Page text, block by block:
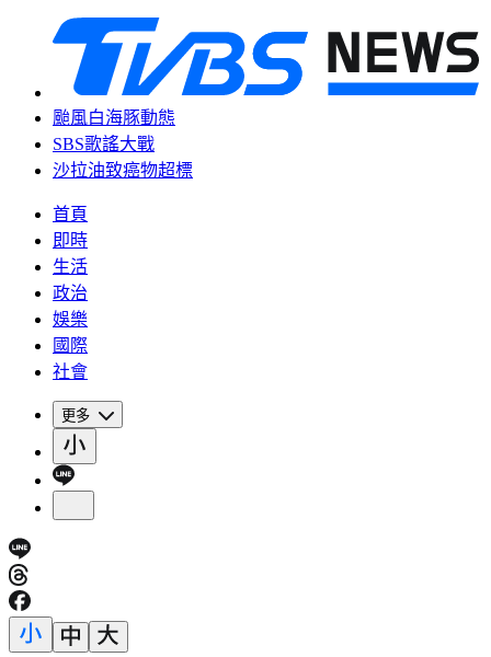
颱風白海豚動態
SBS歌謠大戰
沙拉油致癌物超標
首頁
即時
生活
政治
娛樂
國際
社會
更多